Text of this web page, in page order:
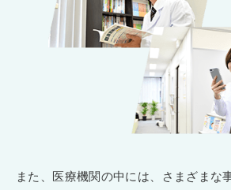
また、医療機関の中には、さまざまな